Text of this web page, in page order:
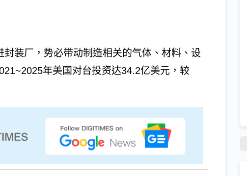
装厂，势必带动制造相关的气体、材料、设
年美国对台投资达34.2亿美元，较